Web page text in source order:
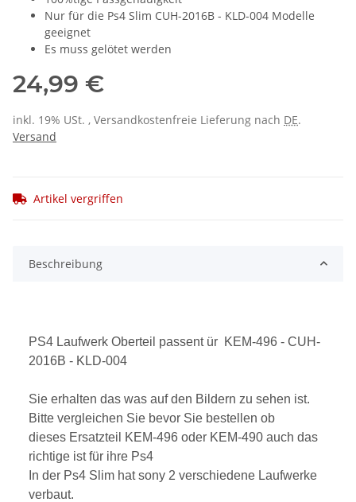
Nur für die Ps4 Slim CUH-2016B - KLD-004 Modelle
geeignet
Es muss gelötet werden
24,99 €
inkl. 19% USt. , Versandkostenfreie Lieferung nach DE.
Versand
Artikel vergriffen
Beschreibung
PS4 Laufwerk Oberteil passent ür KEM-496 - CUH-
2016B - KLD-004
Sie erhalten das was auf den Bildern zu sehen ist.
Bitte vergleichen Sie bevor Sie bestellen ob
dieses Ersatzteil KEM-496 oder KEM-490 auch das
richtige ist für ihre Ps4
In der Ps4 Slim hat sony 2 verschiedene Laufwerke
verbaut.